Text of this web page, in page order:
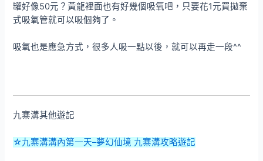
罐好像50元？黃龍裡面也有好幾個吸氧吧，只要花1元買拋棄
式吸氧管就可以吸個夠了。
吸氧也是應急方式，很多人吸一點以後，就可以再走一段^^
九寨溝其他遊記
☆九寨溝溝內第一天–夢幻仙境 九寨溝攻略遊記